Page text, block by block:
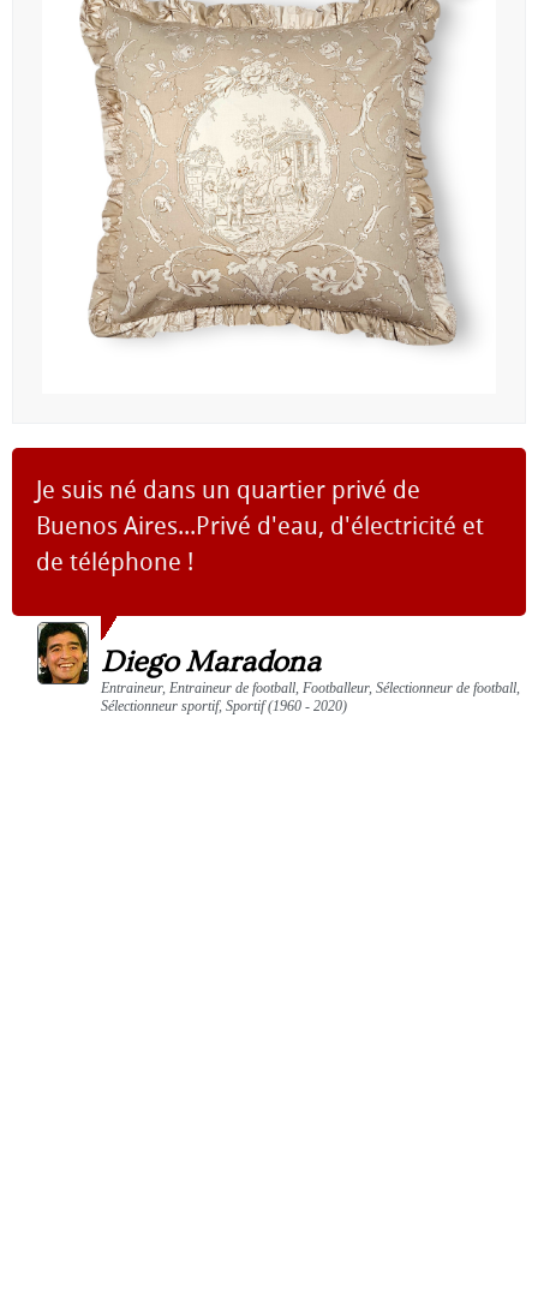
Je suis né dans un quartier privé de
Buenos Aires...Privé d'eau, d'électricité et
de téléphone !
Diego Maradona
Entraineur, Entraineur de football, Footballeur, Sélectionneur de football,
Sélectionneur sportif, Sportif (1960 - 2020)